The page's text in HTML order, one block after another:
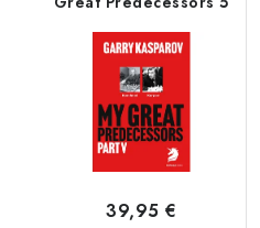
39,95 €